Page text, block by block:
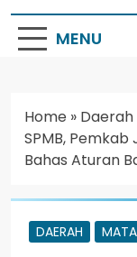
MENU
Home » Daerah
SPMB,
Bahas Aturan
DAERAH